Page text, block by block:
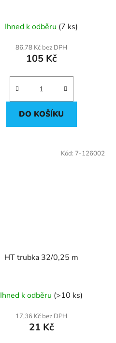
Ihned k odběru (7 ks)
86,78 Kč bez DPH
105 Kč
DO KOŠÍKU
HT trubka 32/0,25 m
Ihned k odběru (>10 ks)
17,36 Kč bez DPH
21 Kč
Kód: 7-126002